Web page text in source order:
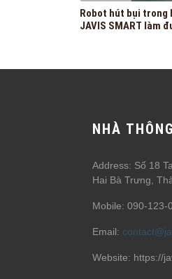
Robot hút bụi trong
JAVIS SMART làm
NHÀ
Address: Số 18
Hai Bà Trưng,
Mobile: 090-123-
Email:
Website: https://